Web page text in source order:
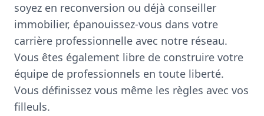
soyez en reconversion ou déjà conseiller
immobilier, épanouissez-vous dans votre
carrière professionnelle avec notre réseau.
Vous êtes également libre de construire votre
équipe de professionnels en toute liberté.
Vous définissez vous même les règles avec vos
filleuls.